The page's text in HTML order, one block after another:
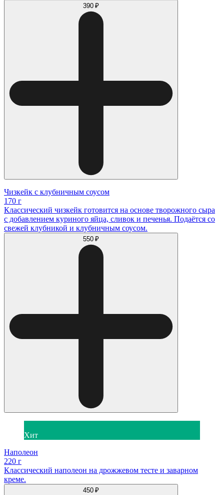
390 ₽
Чизкейк с клубничным соусом
170 г
Классический чизкейк готовится на основе творожного сыра
с добавлением куриного яйца, сливок и печенья. Подаётся со
свежей клубникой и клубничным соусом.
550 ₽
Хит
Наполеон
220 г
Классический наполеон на дрожжевом тесте и заварном
креме.
450 ₽